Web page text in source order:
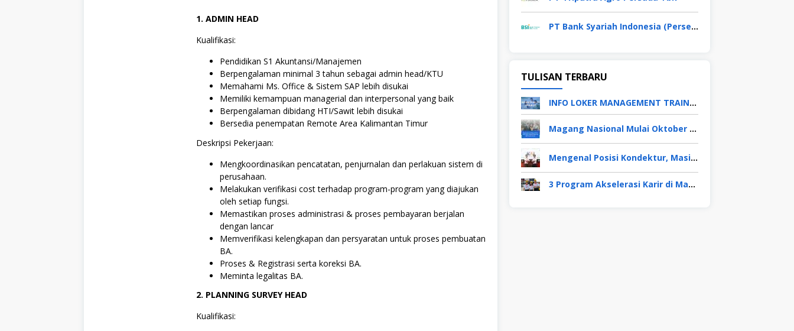
1. ADMIN HEAD
Kualifikasi:
Pendidikan S1 Akuntansi/Manajemen
Berpengalaman minimal 3 tahun sebagai admin head/KTU
Memahami Ms. Office & Sistem SAP lebih disukai
Memiliki kemampuan managerial dan interpersonal yang baik
Berpengalaman dibidang HTI/Sawit lebih disukai
Bersedia penempatan Remote Area Kalimantan Timur
Deskripsi Pekerjaan:
Mengkoordinasikan pencatatan, penjurnalan dan perlakuan sistem di
perusahaan.
Melakukan verifikasi cost terhadap program-program yang diajukan
oleh setiap fungsi.
Memastikan proses administrasi & proses pembayaran berjalan
dengan lancar
Memverifikasi kelengkapan dan persyaratan untuk proses pembuatan
BA.
Proses & Registrasi serta koreksi BA.
Meminta legalitas BA.
2. PLANNING SURVEY HEAD
Kualifikasi:
PT Bank Syariah Indonesia (Persero) Tbk
TULISAN TERBARU
INFO LOKER MANAGEMENT TRAINEE APRIL 2026
Magang Nasional Mulai Oktober 2025, Fresh Graduate Dapat Gaji UMP Selama 6 Bulan
Mengenal Posisi Kondektur, Masinis, Asisten PPKA, Pemeliharaan Sarana dan Prasarana, Polsuska (Polisi Khusus Kereta Api), di PT KAI
3 Program Akselerasi Karir di Mayora Group. Apa Saja? Berikut Penjelasannya